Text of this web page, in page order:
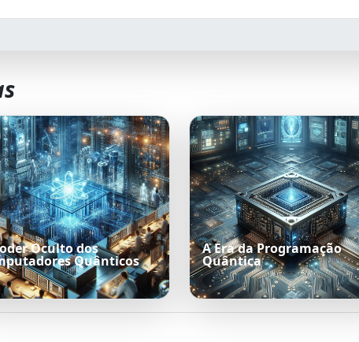
Oculto dos
Quânticos
A Era da Programação
Quântica